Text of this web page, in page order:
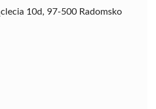
10d, 97-500 Radomsko